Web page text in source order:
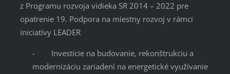
z Programu rozvoja vidieka SR 2014 – 2022 pre
opatrenie 19. Podpora na miestny rozvoj v rámci
iniciatívy LEADER
- Investície na budovanie, rekonštrukciu a
modernizáciu zariadení na energetické využívanie